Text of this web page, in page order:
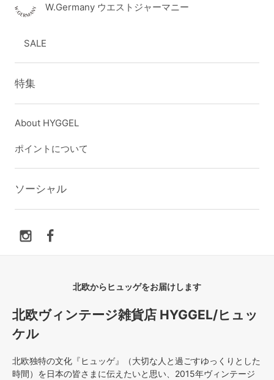
W.Germany ウエストジャーマニー
SALE
特集
About HYGGEL
ポイントについて
ソーシャル
北欧からヒュッゲをお届けします
北欧ヴィンテージ雑貨店 HYGGEL/ヒュッ
ケル
北欧独特の文化『ヒュッゲ』（大切な人と過ごすゆっくりとした
時間）を日本の皆さまに伝えたいと思い、2015年ヴィンテージ